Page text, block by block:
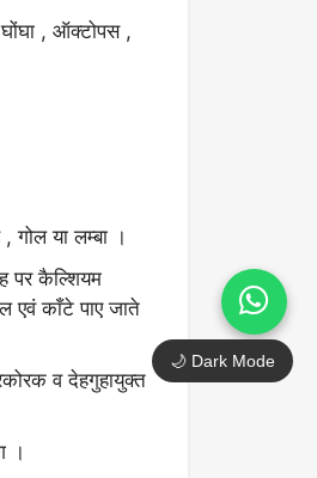
, ऑक्टोपस ,
गोल या लम्बा ।
पर कैल्शियम
एवं काँटे पाए जाते
व देहगुहायुक्त
।
🌙 Dark Mode